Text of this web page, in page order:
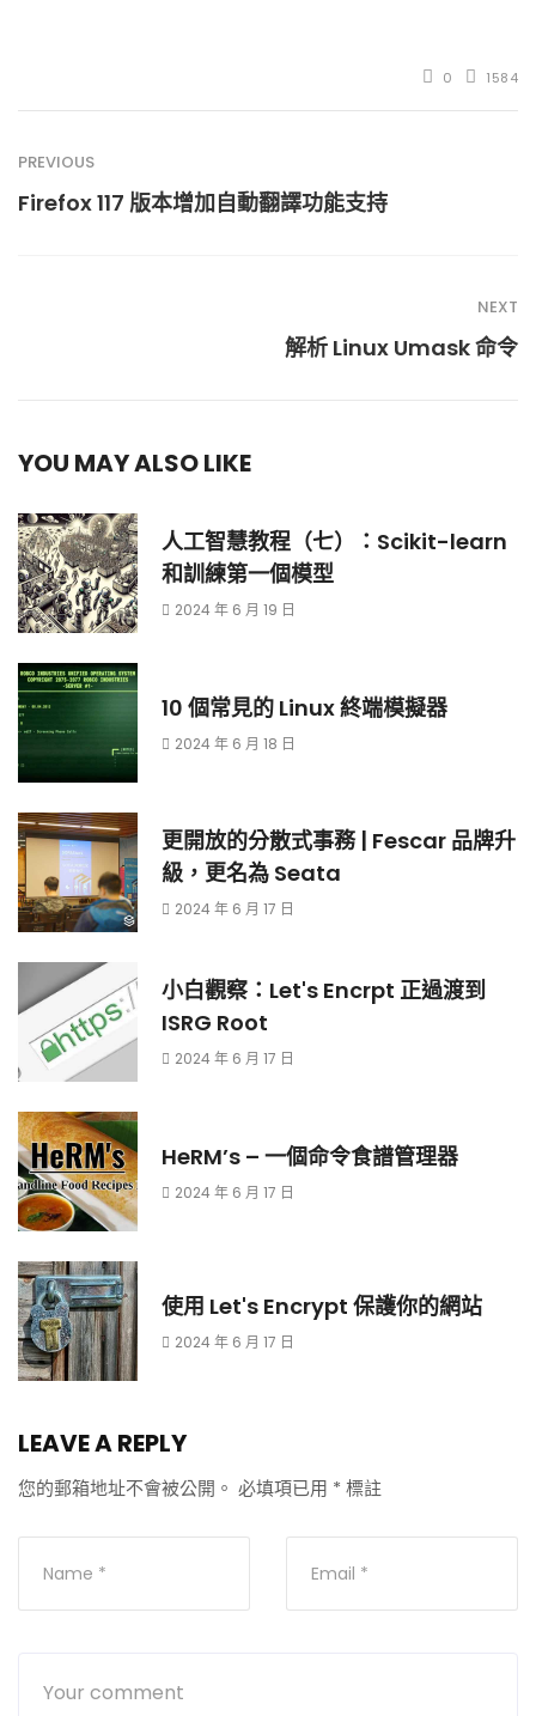
0 1584
PREVIOUS
Firefox 117 版本增加自動翻譯功能支持
NEXT
解析 Linux Umask 命令
YOU MAY ALSO LIKE
人工智慧教程（七）：Scikit-learn
和訓練第一個模型
2024 年 6 月 19 日
10 個常見的 Linux 終端模擬器
2024 年 6 月 18 日
更開放的分散式事務 | Fescar 品牌升
級，更名為 Seata
2024 年 6 月 17 日
小白觀察：Let's Encrpt 正過渡到
ISRG Root
2024 年 6 月 17 日
HeRM’s – 一個命令食譜管理器
2024 年 6 月 17 日
使用 Let's Encrypt 保護你的網站
2024 年 6 月 17 日
LEAVE A REPLY
您的郵箱地址不會被公開。 必填項已用 * 標註